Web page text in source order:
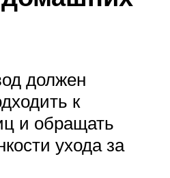
должен
к
и обращать
ухода за